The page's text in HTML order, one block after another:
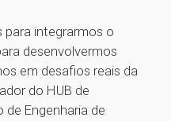
para integrarmos o
desenvolvermos
em desafios reais da
do HUB de
Engenharia de